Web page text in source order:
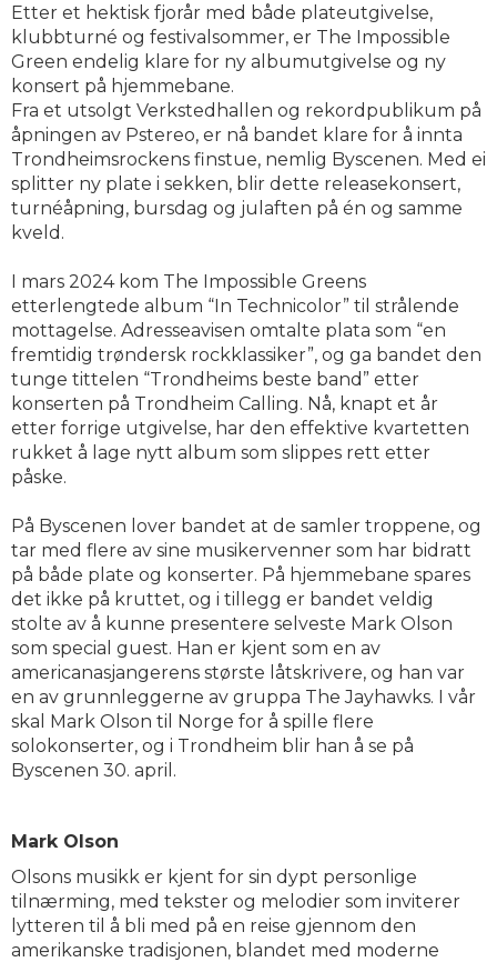
Etter et hektisk fjorår med både plateutgivelse,
klubbturné og festivalsommer, er The Impossible
Green endelig klare for ny albumutgivelse og ny
konsert på hjemmebane.
Fra et utsolgt Verkstedhallen og rekordpublikum på
åpningen av Pstereo, er nå bandet klare for å innta
Trondheimsrockens finstue, nemlig Byscenen. Med ei
splitter ny plate i sekken, blir dette releasekonsert,
turnéåpning, bursdag og julaften på én og samme
kveld.
I mars 2024 kom The Impossible Greens
etterlengtede album “In Technicolor” til strålende
mottagelse. Adresseavisen omtalte plata som “en
fremtidig trøndersk rockklassiker”, og ga bandet den
tunge tittelen “Trondheims beste band” etter
konserten på Trondheim Calling. Nå, knapt et år
etter forrige utgivelse, har den effektive kvartetten
rukket å lage nytt album som slippes rett etter
påske.
På Byscenen lover bandet at de samler troppene, og
tar med flere av sine musikervenner som har bidratt
på både plate og konserter. På hjemmebane spares
det ikke på kruttet, og i tillegg er bandet veldig
stolte av å kunne presentere selveste Mark Olson
som special guest. Han er kjent som en av
americanasjangerens største låtskrivere, og han var
en av grunnleggerne av gruppa The Jayhawks. I vår
skal Mark Olson til Norge for å spille flere
solokonserter, og i Trondheim blir han å se på
Byscenen 30. april.
Mark Olson
Olsons musikk er kjent for sin dypt personlige
tilnærming, med tekster og melodier som inviterer
lytteren til å bli med på en reise gjennom den
amerikanske tradisjonen, blandet med moderne